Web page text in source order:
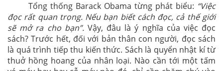
Tổng thống Barack Obama từng phát biểu: “Việc
đọc rất quan trọng. Nếu bạn biết cách đọc, cả thế giới
sẽ mở ra cho bạn”. Vậy, đâu là ý nghĩa của việc đọc
sách? Trước hết, đối với bản thân con người, đọc sách
là quá trình tiếp thu kiến thức. Sách là quyển nhật kí từ
thuở hồng hoang của nhân loại. Nào cần tới một tấm